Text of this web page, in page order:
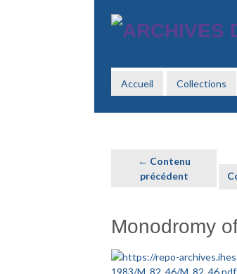
Accueil Collections
← Contenu
précédent
Monodromy